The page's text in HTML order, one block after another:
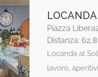
Piazza
Distanza:
Locanda al
lavoro,